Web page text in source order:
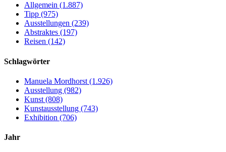
Allgemein (1.887)
Tipp (975)
Ausstellungen (239)
Abstraktes (197)
Reisen (142)
Schlagwörter
Manuela Mordhorst (1.926)
Ausstellung (982)
Kunst (808)
Kunstausstellung (743)
Exhibition (706)
Jahr